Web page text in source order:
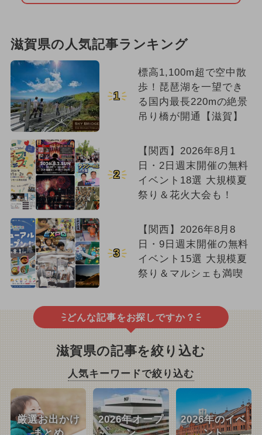
滋賀県の人気記事ランキング
1
標高1,100m超で空中散
歩！琵琶湖を一望でき
る国内最長220mの絶景
吊り橋が開通【滋賀】
2
【関西】2026年8月1
日・2日週末開催の無料
イベント18選 大規模夏
祭り＆花火大会も！
3
【関西】2026年8月8
日・9日週末開催の無料
イベント15選 大規模夏
祭り＆マルシェも満喫
どんな記事をお探しですか？
滋賀県の記事を絞り込む
人気キーワードで絞り込む
厳選お出かけ
まとめ
2026年オープ
ン
2026年のイベ
ント